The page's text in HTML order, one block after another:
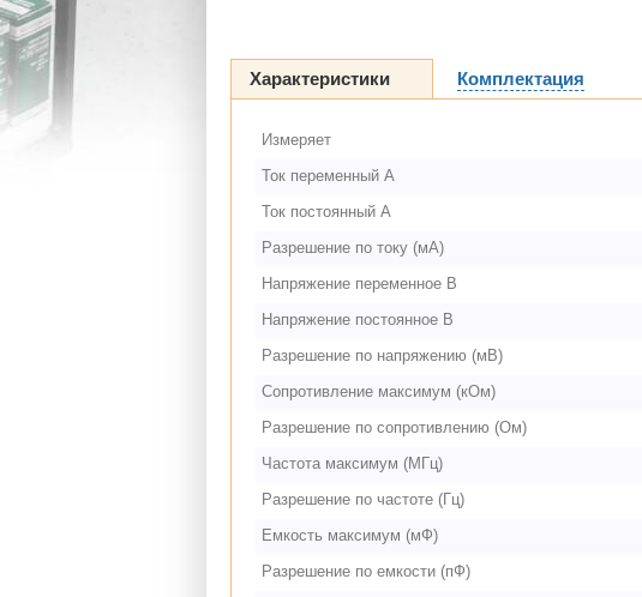
Характеристики Комплектация
Измеряет
Ток переменный А
Ток постоянный А
Разрешение по току (мА)
Напряжение переменное В
Напряжение постоянное В
Разрешение по напряжению (мВ)
Сопротивление максимум (кОм)
Разрешение по сопротивлению (Ом)
Частота максимум (МГц)
Разрешение по частоте (Гц)
Емкость максимум (мФ)
Разрешение по емкости (пФ)